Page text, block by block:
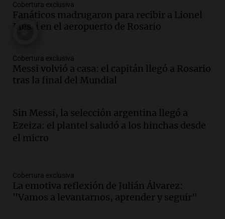
Cobertura exclusiva
Fanáticos madrugaron para recibir a Lionel
Messi en el aeropuerto de Rosario
Cobertura exclusiva
Messi volvió a casa: el capitán llegó a Rosario
tras la final del Mundial
Sin Messi, la selección argentina llegó a
Ezeiza: el plantel saludó a los hinchas desde
el micro
Cobertura exclusiva
La emotiva reflexión de Julián Álvarez:
"Vamos a levantarnos, aprender y seguir"